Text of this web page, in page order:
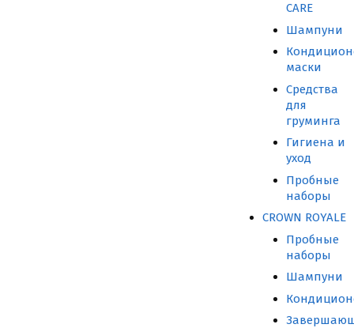
CARE
Шампуни
маски
Средства
для
груминга
Гигиена и
уход
Пробные
наборы
CROWN ROYALE
Пробные
наборы
Шампуни